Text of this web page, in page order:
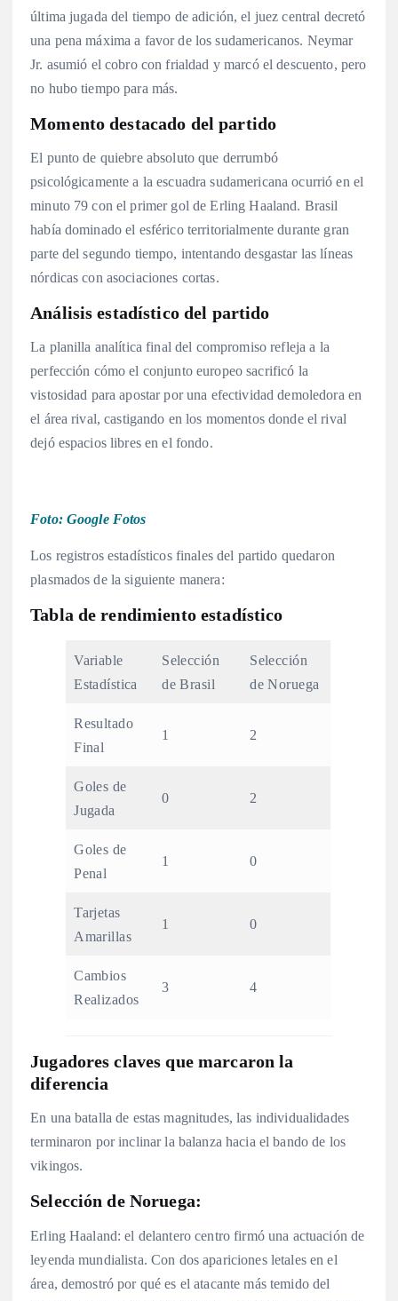
última jugada del tiempo de adición, el juez central decretó
una pena máxima a favor de los sudamericanos. Neymar
Jr. asumió el cobro con frialdad y marcó el descuento, pero
no hubo tiempo para más.
Momento destacado del partido
El punto de quiebre absoluto que derrumbó
psicológicamente a la escuadra sudamericana ocurrió en el
minuto 79 con el primer gol de Erling Haaland. Brasil
había dominado el esférico territorialmente durante gran
parte del segundo tiempo, intentando desgastar las líneas
nórdicas con asociaciones cortas.
Análisis estadístico del partido
La planilla analítica final del compromiso refleja a la
perfección cómo el conjunto europeo sacrificó la
vistosidad para apostar por una efectividad demoledora en
el área rival, castigando en los momentos donde el rival
dejó espacios libres en el fondo.
Foto: Google Fotos
Los registros estadísticos finales del partido quedaron
plasmados de la siguiente manera:
Tabla de rendimiento estadístico
Variable
Estadística
Selección
de Brasil
Selección
de Noruega
Resultado
Final
1 2
Goles de
Jugada
0 2
Goles de
Penal
1 0
Tarjetas
Amarillas
1 0
Cambios
Realizados
3 4
Jugadores claves que marcaron la
diferencia
En una batalla de estas magnitudes, las individualidades
terminaron por inclinar la balanza hacia el bando de los
vikingos.
Selección de Noruega:
Erling Haaland: el delantero centro firmó una actuación de
leyenda mundialista. Con dos apariciones letales en el
área, demostró por qué es el atacante más temido del